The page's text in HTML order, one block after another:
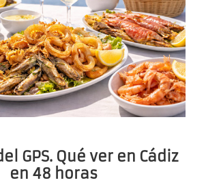
GPS. Qué ver en Cádiz
en 48 horas